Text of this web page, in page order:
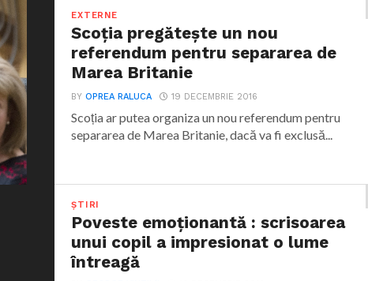
EXTERNE
Scoția pregătește un nou
referendum pentru separarea de
Marea Britanie
BYOPREA RALUCA 19 DECEMBRIE 2016
Scoția ar putea organiza un nou referendum pentru
separarea de Marea Britanie, dacă va fi exclusă...
ȘTIRI
Poveste emoționantă : scrisoarea
unui copil a impresionat o lume
întreagă